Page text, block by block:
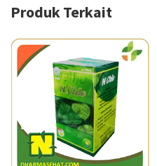
Produk Terkait